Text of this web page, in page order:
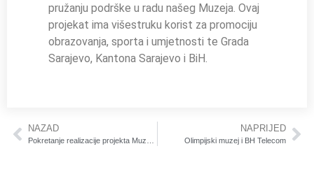
pružanju podrške u radu našeg Muzeja. Ovaj
projekat ima višestruku korist za promociju
obrazovanja, sporta i umjetnosti te Grada
Sarajevo, Kantona Sarajevo i BiH.
NAZAD
Pokretanje realizacije projekta Muzeja savremene umjetnosti Ars Aevi
NAPRIJED
Olimpijski muzej i BH Telecom